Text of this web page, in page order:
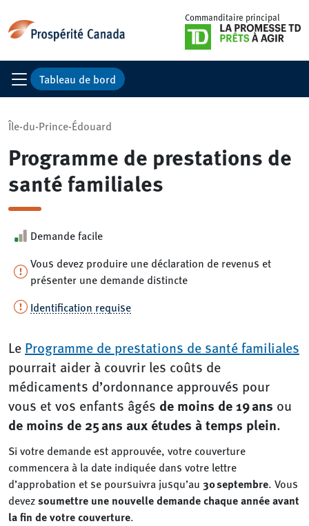
Commanditaire principal
Tableau de bord
Île-du-Prince-Édouard
Programme de prestations de
santé familiales
Demande facile
Vous devez produire une déclaration de revenus et
présenter une demande distincte
Identification requise
Le Programme de prestations de santé familiales
pourrait aider à couvrir les coûts de
médicaments d’ordonnance approuvés pour
vous et vos enfants âgés de moins de 19 ans ou
de moins de 25 ans aux études à temps plein.
Si votre demande est approuvée, votre couverture
commencera à la date indiquée dans votre lettre
d’approbation et se poursuivra jusqu’au 30 septembre. Vous
devezsoumettre une nouvelle demande chaque année avant
la fin de votre couverture.